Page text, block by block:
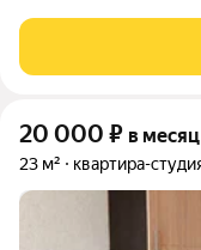
20 000 ₽ в месяц
23 м² квартира-